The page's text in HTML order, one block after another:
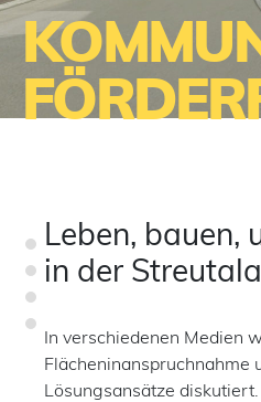
Leben, bauen,
in der
In verschiedenen Medien
Flächeninanspruchnahme
Lösungsansätze